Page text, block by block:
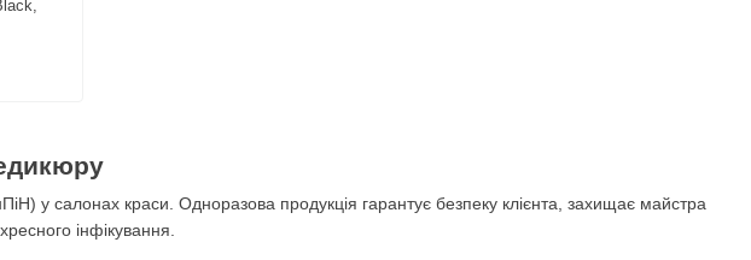
у салонах краси. Одноразова продукція гарантує безпеку клієнта, захищає майстра
інфікування.